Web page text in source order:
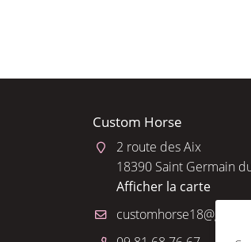
Custom Horse
2 route des Aix
18390 Saint Germain
Afficher la carte